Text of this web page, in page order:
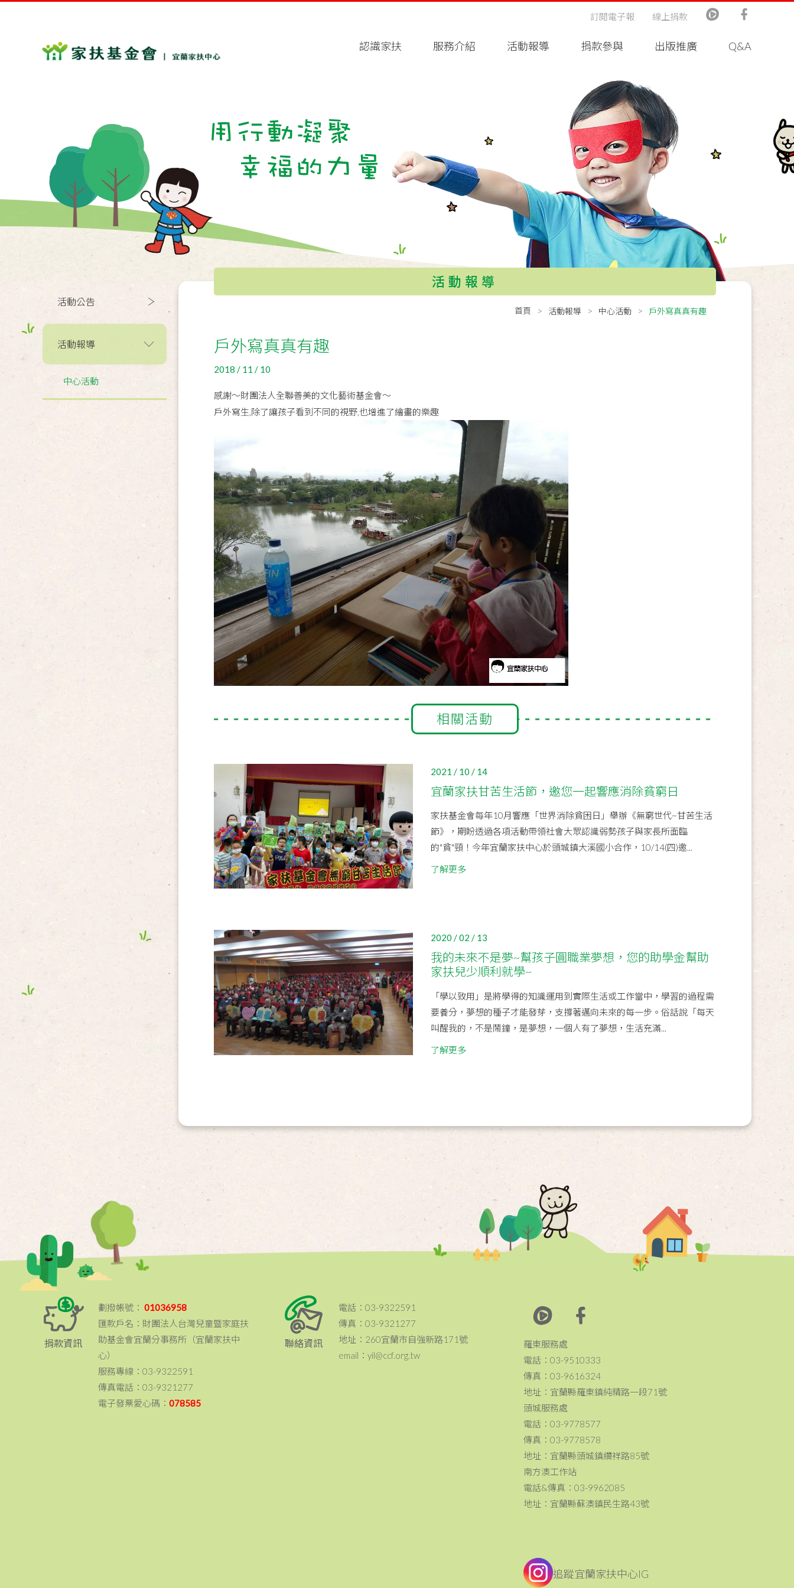
認識家扶 服務介紹 活動報導 捐款參與 出版推廣 Q&A
訂閱電子報 線上捐款
活動公告
活動報導
中心活動
活動報導
首頁 活動報導 中心活動 戶外寫真真有趣
戶外寫真真有趣
2018 / 11 / 10
感謝～財團法人全聯善美的文化藝術基金會～
戶外寫生,除了讓孩子看到不同的視野,也增進了繪畫的樂趣
相關活動
2021 / 10 / 14
宜蘭家扶甘苦生活節，邀您一起響應消除貧窮日
家扶基金會每年10月響應「世界消除貧困日」舉辦《無窮世代~甘苦生活
節》，期盼透過各項活動帶領社會大眾認識弱勢孩子與家長所面臨
的"貧"頸！今年宜蘭家扶中心於頭城鎮大溪國小合作，10/14(四)邀...
了解更多
2020 / 02 / 13
我的未來不是夢~幫孩子圓職業夢想，您的助學金幫助
家扶兒少順利就學~
「學以致用」是將學得的知識運用到實際生活或工作當中，學習的過程需
要養分，夢想的種子才能發芽，支撐著邁向未來的每一步。俗話說「每天
叫醒我的，不是鬧鐘，是夢想，一個人有了夢想，生活充滿...
了解更多
捐款資訊
劃撥帳號： 01036958
匯款戶名：財團法人台灣兒童暨家庭扶
助基金會宜蘭分事務所（宜蘭家扶中
心）
服務專線：03-9322591
傳真電話：03-9321277
電子發票愛心碼： 078585
聯絡資訊
電話：03-9322591
傳真：03-9321277
地址：260宜蘭市自強新路171號
email：yil@ccf.org.tw
羅東服務處
電話：03-9510333
傳真：03-9616324
地址：宜蘭縣羅東鎮純精路一段71號
頭城服務處
電話：03-9778577
傳真：03-9778578
地址：宜蘭縣頭城鎮纘祥路85號
南方澳工作站
電話&傳真：03-9962085
地址：宜蘭縣蘇澳鎮民生路43號
追蹤宜蘭家扶中心IG